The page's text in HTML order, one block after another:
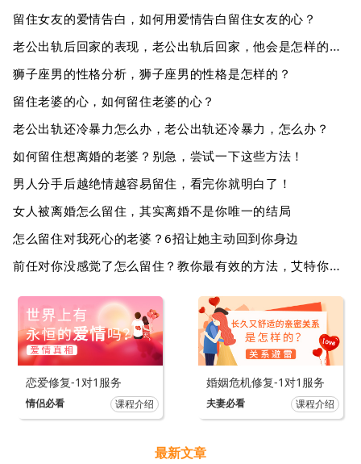
留住女友的爱情告白，如何用爱情告白留住女友的心？
老公出轨后回家的表现，老公出轨后回家，他会是怎样的表现？
狮子座男的性格分析，狮子座男的性格是怎样的？
留住老婆的心，如何留住老婆的心？
老公出轨还冷暴力怎么办，老公出轨还冷暴力，怎么办？
如何留住想离婚的老婆？别急，尝试一下这些方法！
男人分手后越绝情越容易留住，看完你就明白了！
女人被离婚怎么留住，其实离婚不是你唯一的结局
怎么留住对我死心的老婆？6招让她主动回到你身边
前任对你没感觉了怎么留住？教你最有效的方法，艾特你的兄弟学起来！
恋爱修复-1对1服务
情侣必看 课程介绍
婚姻危机修复-1对1服务
夫妻必看 课程介绍
最新文章